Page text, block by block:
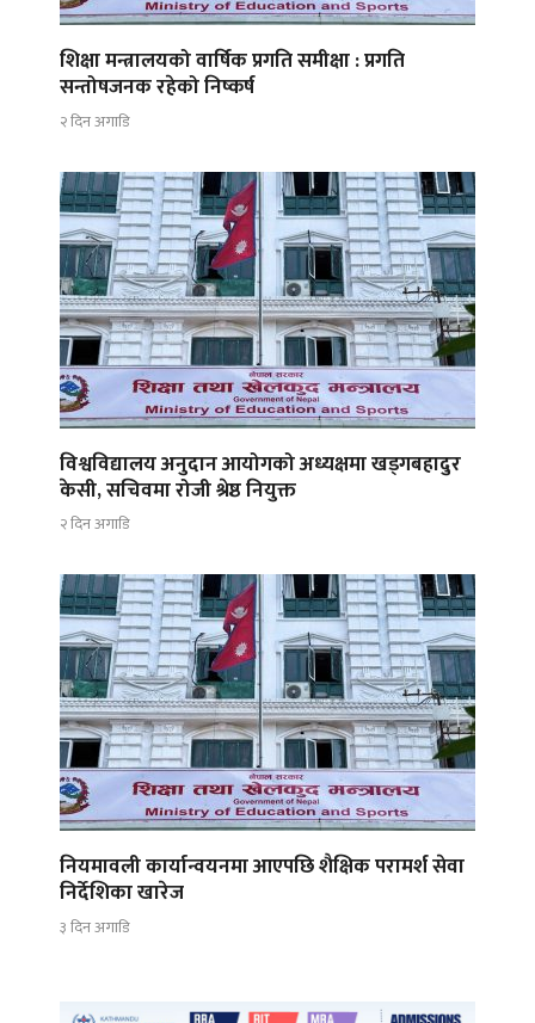
शिक्षा मन्त्रालयको वार्षिक प्रगति समीक्षा : प्रगति
सन्तोषजनक रहेको निष्कर्ष
२ दिन अगाडि
विश्वविद्यालय अनुदान आयोगको अध्यक्षमा खड्गबहादुर
केसी, सचिवमा रोजी श्रेष्ठ नियुक्त
२ दिन अगाडि
नियमावली कार्यान्वयनमा आएपछि शैक्षिक परामर्श सेवा
निर्देशिका खारेज
३ दिन अगाडि